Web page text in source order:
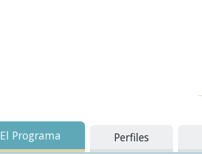
El Programa Perfiles